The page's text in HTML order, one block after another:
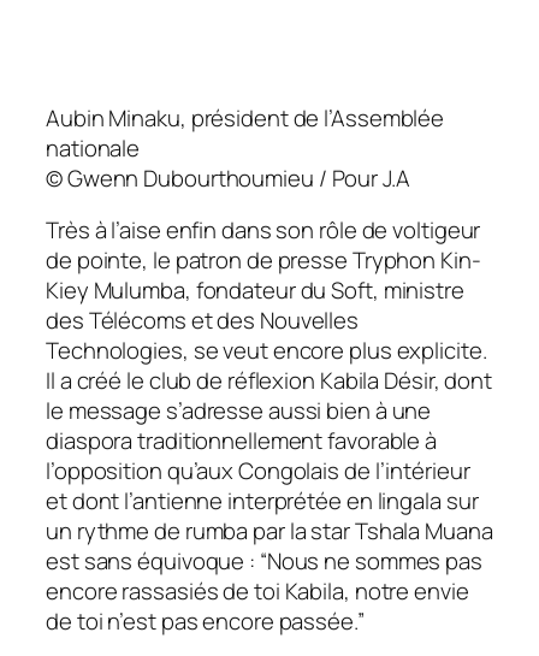
Aubin Minaku, président de l’Assemblée
nationale
©Gwenn Dubourthoumieu / Pour J.A
Très à l’aise enfin dans son rôle de voltigeur
de pointe, le patron de presse Tryphon Kin-
Kiey Mulumba, fondateur du Soft, ministre
des Télécoms et des Nouvelles
Technologies, se veut encore plus explicite.
Il a créé le club de réflexion Kabila Désir, dont
le message s’adresse aussi bien à une
diaspora traditionnellement favorable à
l’opposition qu’aux Congolais de l’intérieur
et dont l’antienne interprétée en lingala sur
un rythme de rumba par la star Tshala Muana
est sans équivoque : “Nous ne sommes pas
encore rassasiés de toi Kabila, notre envie
de toi n’est pas encore passée.”